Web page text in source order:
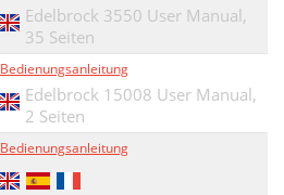
Edelbrock 3550 User Manual,
35 Seiten
Bedienungsanleitung
Edelbrock 15008 User Manual,
2 Seiten
Bedienungsanleitung